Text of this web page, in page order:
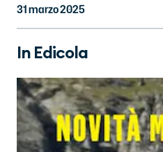
31 marzo 2025
In Edicola